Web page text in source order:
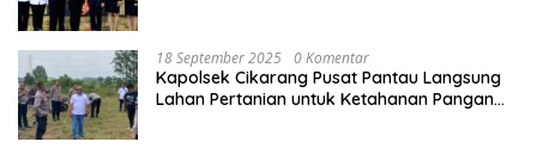
18 September 2025 0 Komentar
Kapolsek Cikarang Pusat Pantau Langsung
Lahan Pertanian untuk Ketahanan Pangan